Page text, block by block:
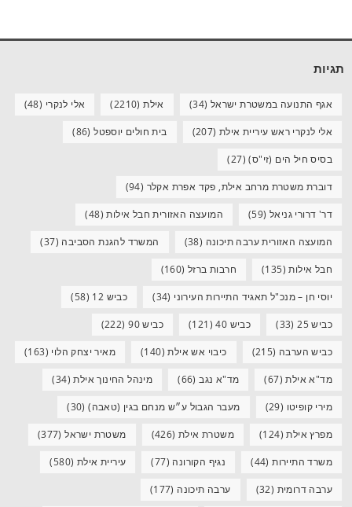
תגיות
אגף התנועה במשטרת ישראל (34) אילת(2210) אלי לנקרי (48)
אלי לנקרי ראש עיריית אילת (207) בית חולים יוספטל(86)
בסיס חיל הים (זי"ס)(27)
דוברת משטרת מרחב אילת, פקד אפרת אקלר (94)
דר' דרורי גניאל (59) המועצה האזורית חבל אילות(48)
המועצה האזורית ערבה תיכונה (38) המשרד להגנת הסביבה (37)
חבל אילות(135) חרבות ברזל (160)
יוסי חן – מנכ"ל תאגיד התיירות העירוני (34) כביש 12 (58)
כביש 25 (33) כביש 40 (121) כביש 90 (222)
כביש הערבה (215) כיבוי אש אילת(140) מאיר יצחק הלוי (163)
מד"א אילת(67) מד"א נגב(66) מינהל החינוך אילת(34)
מירי קופיטו (29) מעבר הגבול ע״ש מנחם בגין (טאבה)(30)
מפרץ אילת(124) משטרת אילת (426) משטרת ישראל(377)
משרד התיירות(44) נגיף הקורונה (77) עיריית אילת (580)
ערבה דרומית (32) ערבה תיכונה (177)